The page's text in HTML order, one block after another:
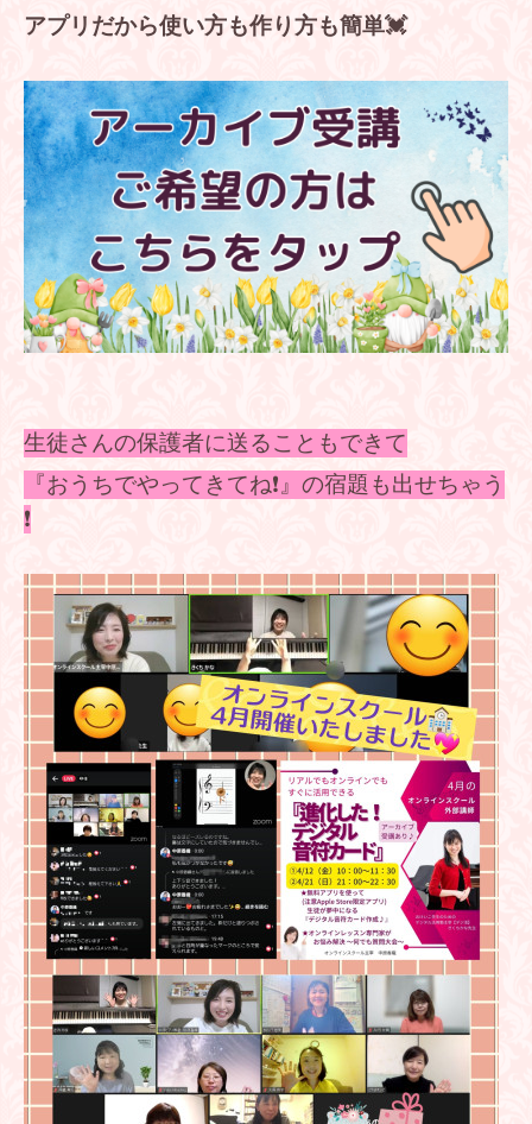
アプリだから使い方も作り方も簡単💓
生徒さんの保護者に送ることもできて
『おうちでやってきてね❗』の宿題も出せちゃう
❗